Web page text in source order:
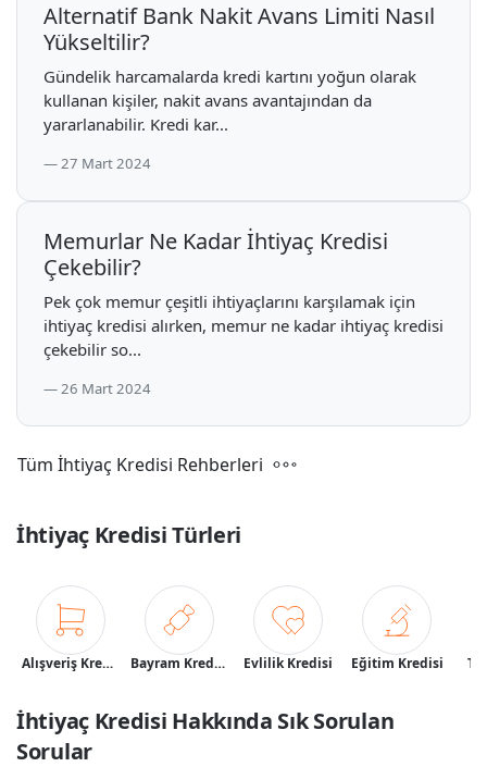
Alternatif Bank Nakit Avans Limiti Nasıl
Yükseltilir?
Gündelik harcamalarda kredi kartını yoğun olarak
kullanan kişiler, nakit avans avantajından da
yararlanabilir. Kredi kar...
27 Mart 2024
Memurlar Ne Kadar İhtiyaç Kredisi
Çekebilir?
Pek çok memur çeşitli ihtiyaçlarını karşılamak için
ihtiyaç kredisi alırken, memur ne kadar ihtiyaç kredisi
çekebilir so...
26 Mart 2024
Tüm İhtiyaç Kredisi Rehberleri
İhtiyaç Kredisi Türleri
Alışveriş Kredisi Bayram Kredisi Evlilik Kredisi Eğitim Kredisi
İhtiyaç Kredisi Hakkında Sık Sorulan
Sorular